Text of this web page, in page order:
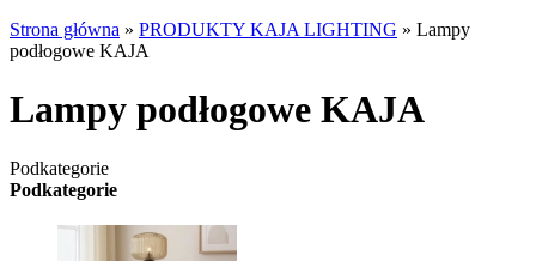
Strona główna » PRODUKTY KAJA LIGHTING » Lampy
podłogowe KAJA
Lampy podłogowe KAJA
Podkategorie
Podkategorie